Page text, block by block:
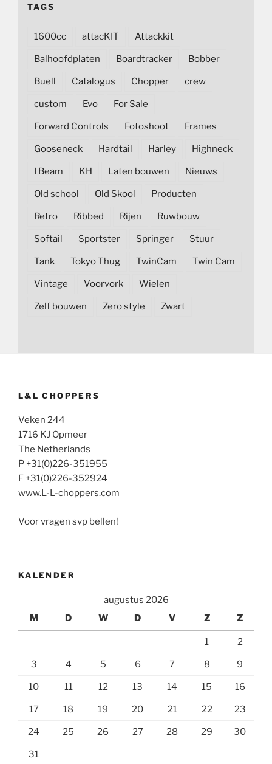
TAGS
1600cc attacKIT Attackkit
Balhoofdplaten Boardtracker Bobber
Buell Catalogus Chopper crew
custom Evo For Sale
Forward Controls Fotoshoot Frames
Gooseneck Hardtail Harley Highneck
I Beam KH Laten bouwen Nieuws
Old school Old Skool Producten
Retro Ribbed Rijen Ruwbouw
Softail Sportster Springer Stuur
Tank Tokyo Thug TwinCam Twin Cam
Vintage Voorvork Wielen
Zelf bouwen Zero style Zwart
L&L CHOPPERS
Veken 244
1716 KJ Opmeer
The Netherlands
P +31(0)226-351955
F +31(0)226-352924
www.L-L-choppers.com
Voor vragen svp bellen!
KALENDER
augustus 2026
M
D W D V Z Z
1 2
3 4 5 6 7 8 9
10 11 12 13 14 15 16
17 18 19 20 21 22 23
24 25 26 27 28 29 30
31